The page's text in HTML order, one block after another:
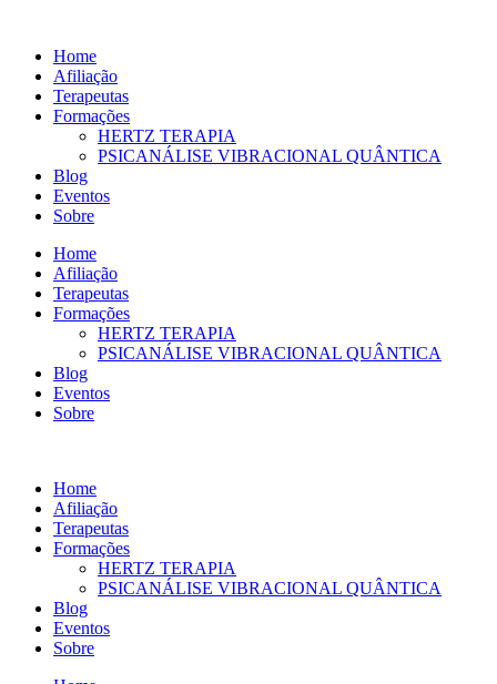
conteúdo
Home
Afiliação
Terapeutas
Formações
HERTZ TERAPIA
PSICANÁLISE VIBRACIONAL QUÂNTICA
Blog
Eventos
Sobre
Home
Afiliação
Terapeutas
Formações
HERTZ TERAPIA
PSICANÁLISE VIBRACIONAL QUÂNTICA
Blog
Eventos
Sobre
Home
Afiliação
Terapeutas
Formações
HERTZ TERAPIA
PSICANÁLISE VIBRACIONAL QUÂNTICA
Blog
Eventos
Sobre